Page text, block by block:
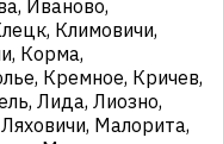
Иваново,
Климовичи,
Корма,
Кремное, Кричев,
Лида, Лиозно,
Малорита,